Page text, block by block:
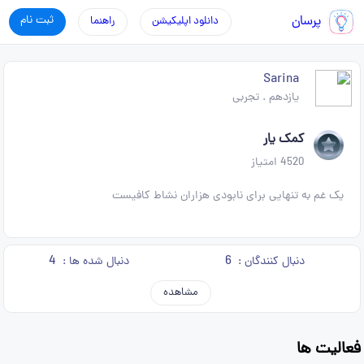
پرسان ثبت نام راهنما دانلود اپلیکیشن
Sarina
یازدهم .تجربی
کمک یار
4520 امتیاز
یک غم به تنهایی برای نابودی هزاران نشاط کافیست
دنبال کنندگان : 6 دنبال شده ها : 4
مشاهده
فعالیت ها